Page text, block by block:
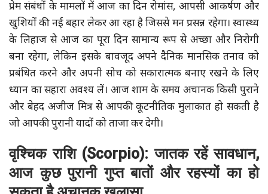
प्रेम संबंधों के मामलों में आज का दिन रोमांस, आपसी आकर्षण और
खुशियों की नई बहार लेकर आ रहा है जिससे मन प्रसन्न रहेगा। स्वास्थ्य
के लिहाज से आज का पूरा दिन सामान्य रूप से अच्छा और निरोगी
बना रहेगा, लेकिन इसके बावजूद अपने दैनिक मानसिक तनाव को
प्रबंधित करने और अपनी सोच को सकारात्मक बनाए रखने के लिए
ध्यान का सहारा अवश्य लें। आज शाम के समय अचानक किसी पुराने
और बेहद अजीज मित्र से आपकी कूटनीतिक मुलाकात हो सकती है
जो आपकी पुरानी यादों को ताजा कर देगी।
वृश्चिक राशि (Scorpio): जातक रहें सावधान,
आज कुछ पुरानी गुप्त बातों और रहस्यों का हो